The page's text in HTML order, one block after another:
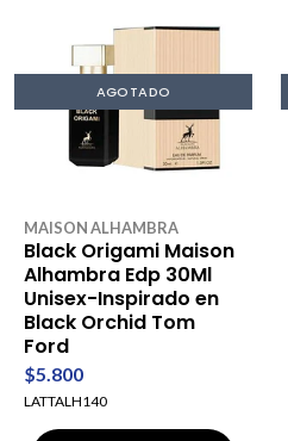
AGOTADO
MAISON ALHAMBRA
Black Origami Maison
Alhambra Edp 30Ml
Unisex-Inspirado en
Black Orchid Tom
Ford
$5.800
LATTALH140